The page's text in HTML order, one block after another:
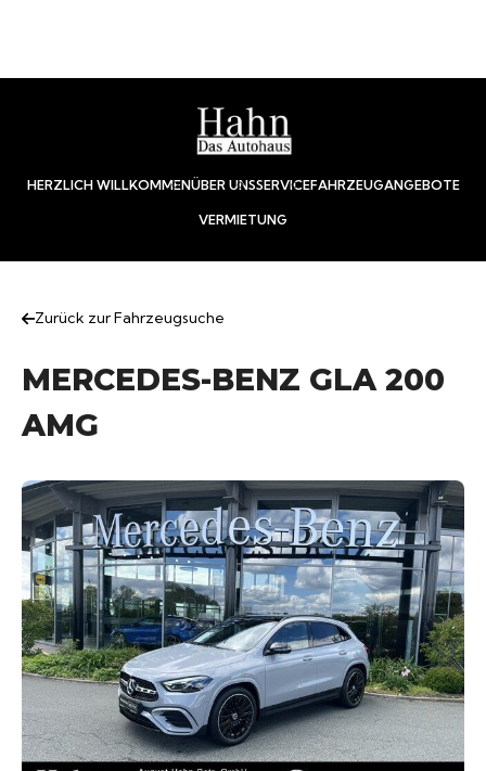
HERZLICH WILLKOMMENÜBER UNSSERVICEFAHRZEUGANGEBOTE
VERMIETUNG
Zurück zur Fahrzeugsuche
MERCEDES-BENZ GLA 200
AMG